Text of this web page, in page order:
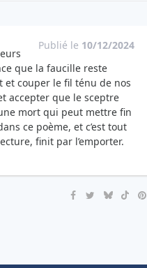
Publié le 10/12/2024
que la faucille reste
et couper le fil ténu de nos
accepter que le sceptre
mort qui peut mettre fin
ce poème, et c’est tout
finit par l’emporter.